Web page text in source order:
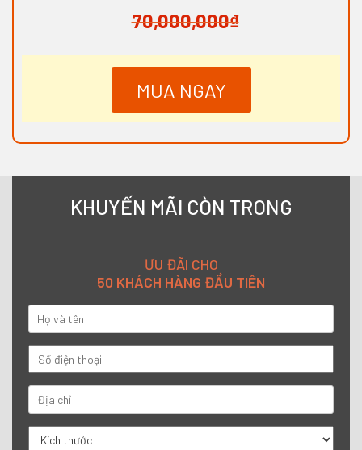
70,000,000₫
MUA NGAY
KHUYẾN MÃI CÒN TRONG
ƯU ĐÃI CHO
50 KHÁCH HÀNG ĐẦU TIÊN